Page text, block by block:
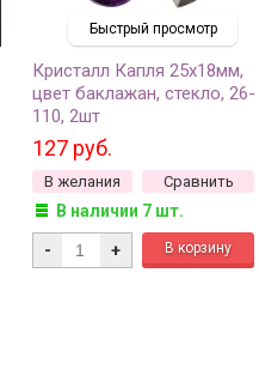
Быстрый просмотр
Кристалл Капля 25х18мм,
цвет баклажан, стекло, 26-
110, 2шт
127 руб.
В желания Сравнить
В наличии 7 шт.
- +